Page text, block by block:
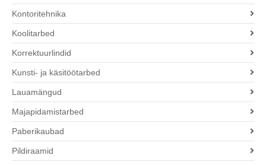
Kontoritehnika
Koolitarbed
Korrektuurlindid
Kunsti- ja käsitöötarbed
Lauamängud
Majapidamistarbed
Paberikaubad
Pildiraamid